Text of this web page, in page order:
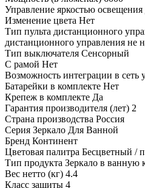
Управление яркостью освещения
Изменение цвета Нет
Тип пульта дистанционного
дистанционного управления не
Тип выключателя Сенсорный
С рамой Нет
Возможность интеграции в сеть
Батарейки в комплекте Нет
Крепеж в комплекте Да
Гарантия производителя (лет) 2
Страна производства Россия
Серия Зеркало Для Ванной
Бренд Континент
Цветовая палитра Бесцветный /
Тип продукта Зеркало в ванную
Вес нетто (кг) 4.4
Класс защиты 4